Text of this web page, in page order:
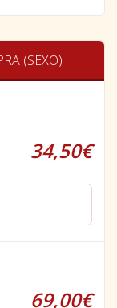
(SEXO)
34,50€
69,00€